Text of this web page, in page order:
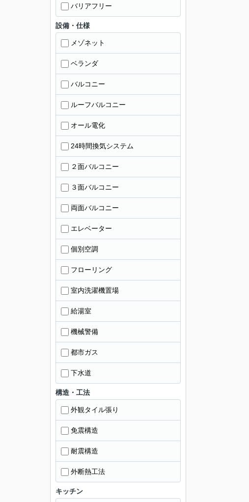
バリアフリー
設備・仕様
メゾネット
ベランダ
バルコニー
ルーフバルコニー
オール電化
24時間換気システム
２面バルコニー
３面バルコニー
両面バルコニー
エレベーター
個別空調
フローリング
室内洗濯機置場
給湯室
機械警備
都市ガス
下水道
構造・工法
外観タイル張り
免震構造
耐震構造
外断熱工法
キッチン